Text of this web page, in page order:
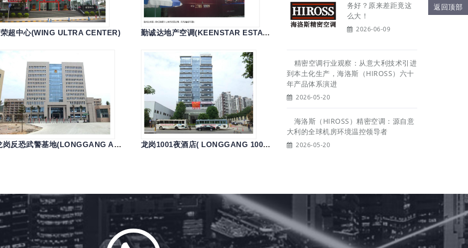
荣超中心(WING ULTRA CENTER) 勤诚达地产空调(KEENSTAR ESTATE AIR CONDITIONING)
龙岗反恐武警基地(LONGGANG ANTI-TERRORIST POLICE BASE) 龙岗1001夜酒店( LONGGANG 1001 NIGHT HOTEL)
务好？原来差距竟这
么大！
2026-06-09
精密空调行业观察：从意大利技术引进
到本土化生产，海洛斯（HIROSS）六十
年产品体系演进
2026-05-20
海洛斯（HIROSS）精密空调：源自意
大利的全球机房环境温控领导者
2026-05-20
返回顶部